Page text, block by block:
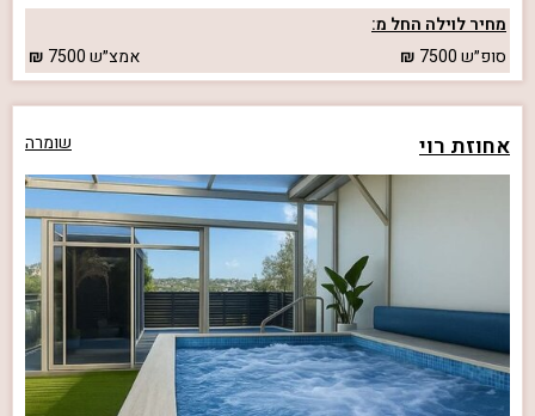
מחיר לוילה החל מ:
סופ״ש7500 אמצ״ש7500
אחוזת רוי שומרה